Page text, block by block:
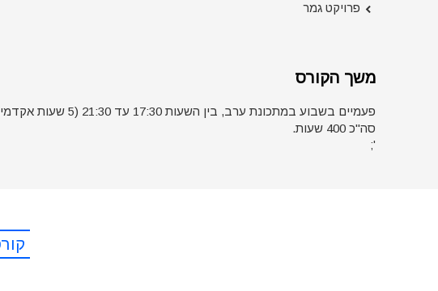
פרויקט גמר
משך הקורס
פעמיים בשבוע במתכונת ערב, בין השעות 17:30 עד 21:30 (5 שעות אקדמיות למפגש).
סה"כ 400 שעות.
';